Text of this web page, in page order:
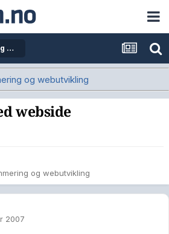
Programmering og webutvikling
og webutvikling
webside
og webutvikling
2007